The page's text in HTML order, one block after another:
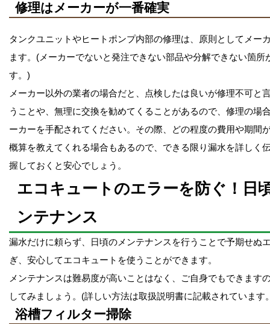
修理はメーカーが一番確実
タンクユニットやヒートポンプ内部の修理は、原則としてメー
ます。(メーカーでないと発注できない部品や分解できない箇所
す。)
メーカー以外の業者の場合だと、点検したは良いが修理不可と
うことや、無理に交換を勧めてくることがあるので、修理の場
ーカーを手配されてください。その際、どの程度の費用や期間
概算を教えてくれる場合もあるので、できる限り漏水を詳しく
握しておくと安心でしょう。
エコキュートのエラーを防ぐ！日
ンテナンス
漏水だけに頼らず、日頃のメンテナンスを行うことで予期せぬ
ぎ、安心してエコキュートを使うことができます。
メンテナンスは難易度が高いことはなく、ご自身でもできます
してみましょう。(詳しい方法は取扱説明書に記載されています
浴槽フィルター掃除